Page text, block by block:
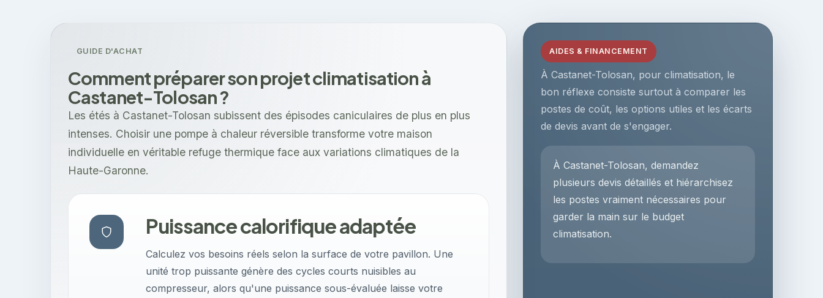
AIDES & FINANCEMENT
À Castanet-Tolosan, pour climatisation, le
bon réflexe consiste surtout à comparer les
postes de coût, les options utiles et les écarts
de devis avant de s'engager.
À Castanet-Tolosan, demandez
plusieurs devis détaillés et hiérarchisez
les postes vraiment nécessaires pour
garder la main sur le budget
climatisation.
GUIDE D'ACHAT
Comment préparer son projet climatisation à
Castanet-Tolosan ?
Les étés à Castanet-Tolosan subissent des épisodes caniculaires de plus en plus
intenses. Choisir une pompe à chaleur réversible transforme votre maison
individuelle en véritable refuge thermique face aux variations climatiques de la
Haute-Garonne.
Puissance calorifique adaptée
Calculez vos besoins réels selon la surface de votre pavillon. Une
unité trop puissante génère des cycles courts nuisibles au
compresseur, alors qu'une puissance sous-évaluée laisse votre